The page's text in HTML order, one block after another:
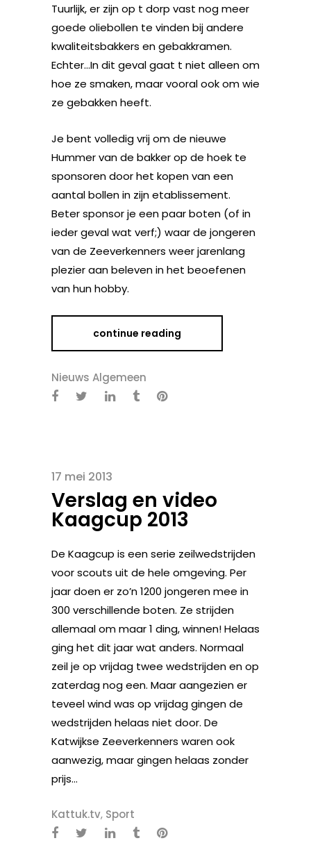
Tuurlijk, er zijn op t dorp vast nog meer
goede oliebollen te vinden bij andere
kwaliteitsbakkers en gebakkramen.
Echter…In dit geval gaat t niet alleen om
hoe ze smaken, maar vooral ook om wie
ze gebakken heeft.
Je bent volledig vrij om de nieuwe
Hummer van de bakker op de hoek te
sponsoren door het kopen van een
aantal bollen in zijn etablissement.
Beter sponsor je een paar boten (of in
ieder geval wat verf;) waar de jongeren
van de Zeeverkenners weer jarenlang
plezier aan beleven in het beoefenen
van hun hobby.
continue reading
Nieuws Algemeen
17 mei 2013
Verslag en video
Kaagcup 2013
De Kaagcup is een serie zeilwedstrijden
voor scouts uit de hele omgeving. Per
jaar doen er zo’n 1200 jongeren mee in
300 verschillende boten. Ze strijden
allemaal om maar 1 ding, winnen! Helaas
ging het dit jaar wat anders. Normaal
zeil je op vrijdag twee wedstrijden en op
zaterdag nog een. Maar aangezien er
teveel wind was op vrijdag gingen de
wedstrijden helaas niet door. De
Katwijkse Zeeverkenners waren ook
aanwezig, maar gingen helaas zonder
prijs...
Kattuk.tv, Sport